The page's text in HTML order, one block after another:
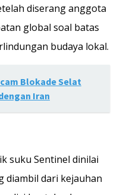
diserang anggota
global soal batas
budaya lokal.
Blokade Selat
Iran
suku Sentinel dinilai
diambil dari kejauhan